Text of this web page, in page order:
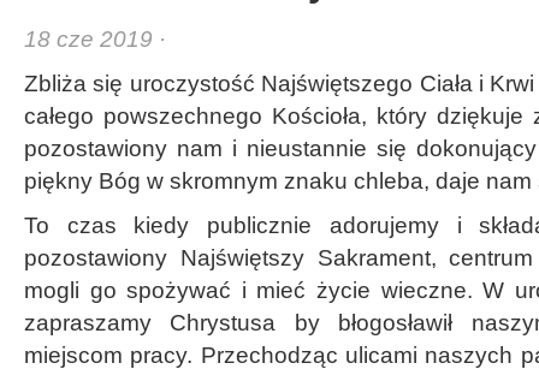
18 cze 2019 ·
Zbliża się uroczystość Najświętszego Ciała i
całego powszechnego Kościoła, który dziękuje
pozostawiony nam i nieustannie się
piękny Bóg w skromnym znaku chleba, daje nam
To czas kiedy publicznie adorujemy i
pozostawiony Najświętszy Sakrament,
mogli go spożywać i mieć życie wieczne. W
zapraszamy Chrystusa by błogosławił
miejscom pracy. Przechodząc ulicami naszych